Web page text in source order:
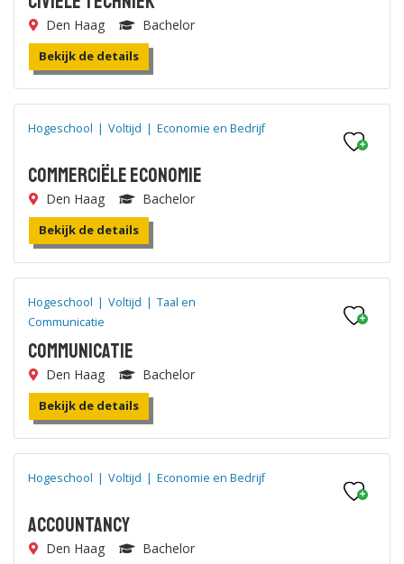
Den Haag Bachelor
Bekijk de details
Hogeschool | Voltijd | Economie en Bedrijf
Commerciële Economie
Den Haag Bachelor
Bekijk de details
Hogeschool | Voltijd | Taal en
Communicatie
Communicatie
Den Haag Bachelor
Bekijk de details
Hogeschool | Voltijd | Economie en Bedrijf
Accountancy
Den Haag Bachelor